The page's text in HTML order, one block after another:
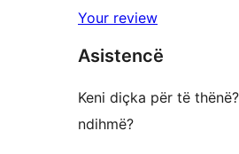
yje
2
yje
me
1
Your review
Asistencë
Keni diçka për të
ndihmë?